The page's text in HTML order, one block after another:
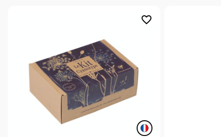
favorite_border